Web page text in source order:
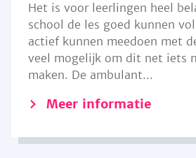
Het is voor leerlingen heel
school de les goed kunnen
actief kunnen meedoen met
veel mogelijk om dit net iets
maken. De ambulant...
Meer informatie